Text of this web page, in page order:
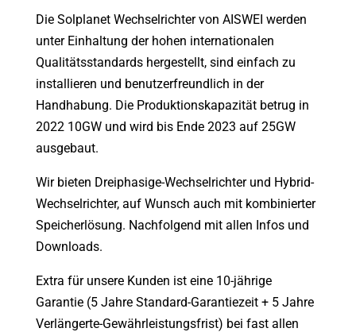
Die Solplanet Wechselrichter von AISWEI werden
unter Einhaltung der hohen internationalen
Qualitätsstandards hergestellt, sind einfach zu
installieren und benutzerfreundlich in der
Handhabung. Die Produktionskapazität betrug in
2022 10GW und wird bis Ende 2023 auf 25GW
ausgebaut.
Wir bieten Dreiphasige-Wechselrichter und Hybrid-
Wechselrichter, auf Wunsch auch mit kombinierter
Speicherlösung. Nachfolgend mit allen Infos und
Downloads.
Extra für unsere Kunden ist eine 10-jährige
Garantie (5 Jahre Standard-Garantiezeit + 5 Jahre
Verlängerte-Gewährleistungsfrist) bei fast allen